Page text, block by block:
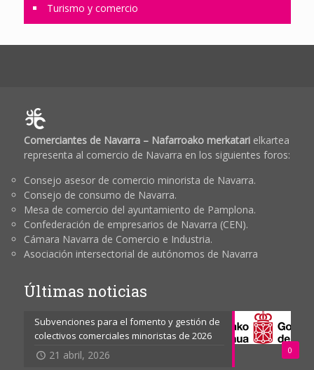
Turismo y comercio
Comerciantes de Navarra – Nafarroako merkatarielkartea
representa al comercio de Navarra en los siguientes foros:
Consejo asesor de comercio minorista de Navarra.
Consejo de consumo de Navarra.
Mesa de comercio del ayuntamiento de Pamplona.
Confederación de empresarios de Navarra (CEN).
Cámara Navarra de Comercio e Industria.
Asociación intersectorial de autónomos de Navarra
Últimas noticias
0
Subvenciones para el fomento y gestión de
colectivos comerciales minoristas de 2026
21 abril, 2026